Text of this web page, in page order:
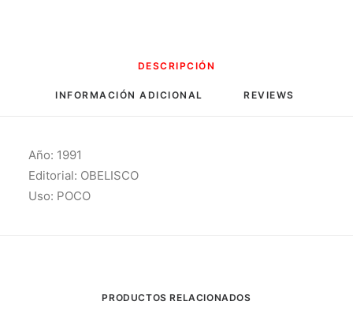
DESCRIPCIÓN
INFORMACIÓN ADICIONAL REVIEWS
Año: 1991
Editorial: OBELISCO
Uso: POCO
PRODUCTOS RELACIONADOS